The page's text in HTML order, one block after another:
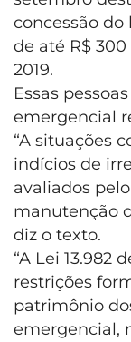
concessão
de até R$
2019.
Essas
emergencial
“A situações
indícios de
avaliados
manutenção
diz o texto.
“A Lei 13.982
restrições
patrimônio
emergencial,